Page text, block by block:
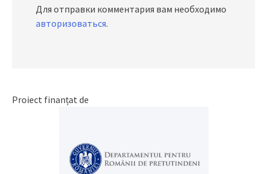
Для отправки комментария вам необходимо
авторизоваться.
Proiect finanțat de